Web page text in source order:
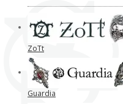
ZoTt
Guardia